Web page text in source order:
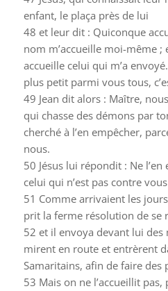
enfant, le plaça près de lui
48 et leur dit : Quiconque
nom m’accueille moi-même ;
accueille celui qui m’a
plus petit parmi vous tous,
49 Jean dit alors : Maître,
qui chasse des démons par
cherché à l’en empêcher,
nous.
50 Jésus lui répondit : Ne
celui qui n’est pas contre
51 Comme arrivaient les
prit la ferme résolution de se
52 et il envoya devant lui des
mirent en route et entrèrent
Samaritains, afin de faire des
53 Mais on ne l’accueillit pas,